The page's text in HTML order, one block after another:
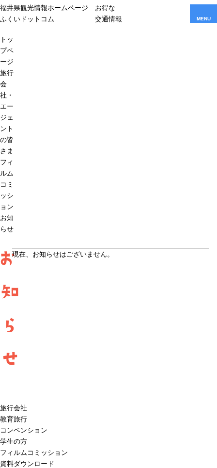
福井県観光情報ホームページ
ふくいドットコム
お得な
交通情報
MENU
トッ
プペ
ージ
旅行
会
社・
エー
ジェ
ント
の皆
さま
フィ
ルム
コミ
ッシ
ョン
お知
らせ
知
ら
せ
現在、お知らせはございません。
旅行会社
教育旅行
コンベンション
学生の方
フィルムコミッション
資料ダウンロード